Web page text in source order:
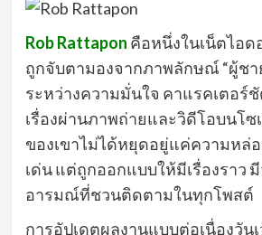
Rob Rattapon คือหนึ่งในเน็ตไอ
ถูกจับตามองจากภาพลักษณ์ “ผู้ชา
ระหว่างความมั่นใจ คาแรคเตอร์ชั
เรื่องผ่านภาพถ่ายและวิดีโอบนโซ
ของเขาไม่ได้หยุดอยู่แค่ความหล่
เด่น แต่ถูกออกแบบให้มีเรื่องราว
อารมณ์ที่ชวนติดตามในทุกโพสต์
การอัปเดตผลงานแบบต่อเนื่องวัน